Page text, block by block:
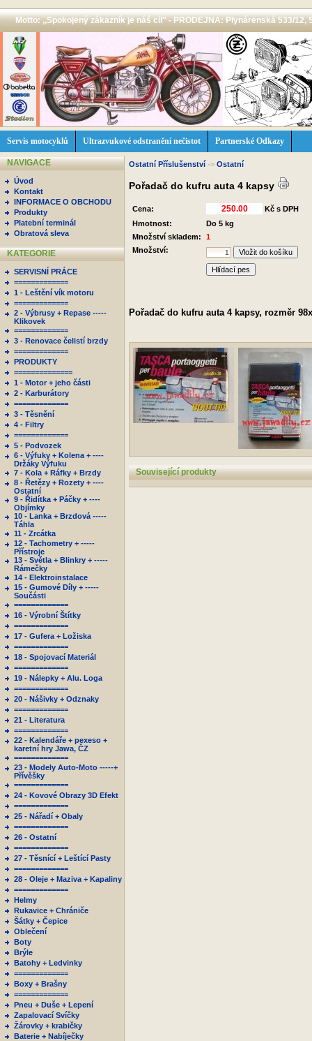
Motto: ,,Spokojený zákazník je náš cíl'' - PRODEJNA: Plynárenská 533/12,
Servis motocyklů Ultrazvukové odstranění nečistot Partnerské Odkazy
NAVIGACE
Úvod
Kontakt
INFORMACE O OBCHODU
Produkty
Platební terminál
Obratová sleva
KATEGORIE
SERVISNÍ PRÁCE
=============
1 - Leštění vík motoru
=============
2 - Výbrusy + Repase -----
Klikovek
=============
3 - Renovace čelistí brzdy
=============
PRODUKTY
==============
1 - Motor + jeho části
2 - Karburátory
=============
3 - Těsnění
4 - Filtry
=============
5 - Podvozek
6 - Výfuky + Kolena + ----
Držáky Výfuku
7 - Kola + Ráfky + Brzdy
8 - Řetězy + Rozety + ----
Ostatní
9 - Řidítka + Páčky + ----
Objímky
10 - Lanka + Brzdová -----
Táhla
11 - Zrcátka
12 - Tachometry + -----
Přístroje
13 - Světla + Blinkry + -----
Rámečky
14 - Elektroinstalace
15 - Gumové Díly + -----
Součásti
=============
16 - Výrobní Štítky
=============
17 - Gufera + Ložiska
=============
18 - Spojovací Materiál
=============
19 - Nálepky + Alu. Loga
=============
20 - Nášivky + Odznaky
=============
21 - Literatura
=============
22 - Kalendáře + pexeso +
karetní hry Jawa, ČZ
=============
23 - Modely Auto-Moto -----+
Přívěšky
=============
24 - Kovové Obrazy 3D Efekt
=============
25 - Nářadí + Obaly
=============
26 - Ostatní
=============
27 - Těsnící + Leštící Pasty
=============
28 - Oleje + Maziva + Kapaliny
=============
Helmy
Rukavice + Chrániče
Šátky + Čepice
Oblečení
Boty
Brýle
Batohy + Ledvinky
=============
Boxy + Brašny
=============
Pneu + Duše + Lepení
Zapalovací Svíčky
Žárovky + krabičky
Baterie + Nabíječky
Ostatní Příslušenství -> Ostatní
Pořadač do kufru auta 4 kapsy
Cena:
Kč s DPH
Hmotnost:
Do 5 kg
Množství skladem:
1
Množství:
Hlídací pes
Pořadač do kufru auta 4 kapsy, rozměr
Související produkty